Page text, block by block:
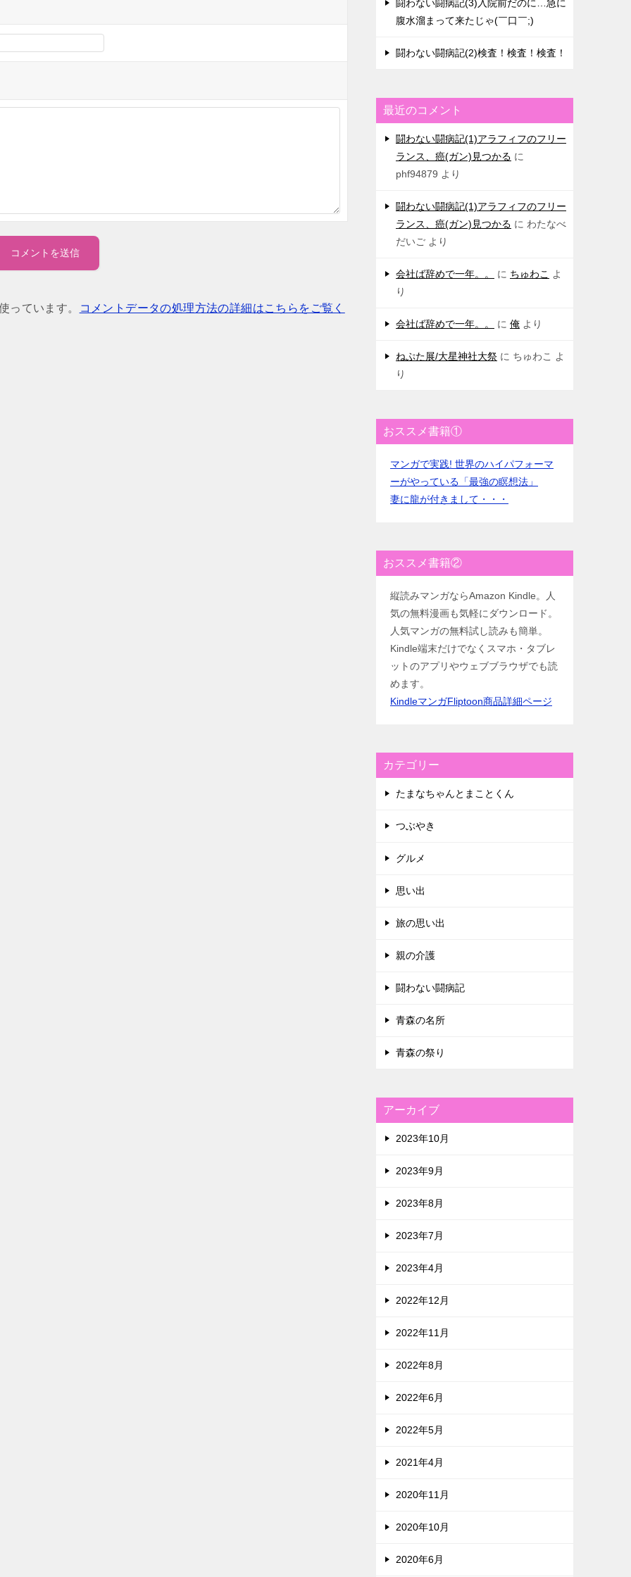
っています。
コメントデータの処理方法の詳細はこちらをご覧く
闘わない闘病記(3)入院前だのに…急に
腹水溜まって来たじゃ(￣口￣;)
闘わない闘病記(2)検査！検査！検査！
最近のコメント
闘わない闘病記(1)アラフィフのフリー
ランス、癌(ガン)見つかる に
phf94879 より
闘わない闘病記(1)アラフィフのフリー
ランス、癌(ガン)見つかる に わたなべ
だいご より
会社ば辞めで一年。。 に ちゅわこ
よ
り
会社ば辞めで一年。。 に 俺 より
ねぷた展/大星神社大祭 に ちゅわこ
よ
り
おススメ書籍①
マンガで実践! 世界のハイパフォーマ
ーがやっている「最強の瞑想法」
妻に龍が付きまして・・・
おススメ書籍②
縦読みマンガならAmazon Kindle。人
気の無料漫画も気軽にダウンロード。
人気マンガの無料試し読みも簡単。
Kindle端末だけでなくスマホ・タブレ
ットのアプリやウェブブラウザでも読
めます。
KindleマンガFliptoon商品詳細ページ
カテゴリー
たまなちゃんとまことくん
つぶやき
グルメ
思い出
旅の思い出
親の介護
闘わない闘病記
青森の名所
青森の祭り
アーカイブ
2023年10月
2023年9月
2023年8月
2023年7月
2023年4月
2022年12月
2022年11月
2022年8月
2022年6月
2022年5月
2021年4月
2020年11月
2020年10月
2020年6月